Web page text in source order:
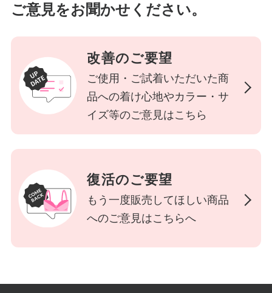
ご意見をお聞かせください。
改善のご要望
ご使用・ご試着いただいた商
品への着け心地やカラー・サ
イズ等のご意見はこちら
復活のご要望
もう一度販売してほしい商品
へのご意見はこちらへ